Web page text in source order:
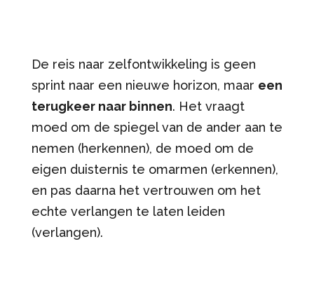
De reis naar zelfontwikkeling is geen
sprint naar een nieuwe horizon, maar een
terugkeer naar binnen. Het vraagt
moed om de spiegel van de ander aan te
nemen (herkennen), de moed om de
eigen duisternis te omarmen (erkennen),
en pas daarna het vertrouwen om het
echte verlangen te laten leiden
(verlangen).